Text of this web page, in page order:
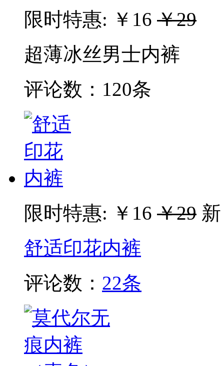
限时特惠: ￥16 ￥29
超薄冰丝男士内裤
评论数： 120条
限时特惠: ￥16 ￥29 新
舒适印花内裤
评论数： 22条